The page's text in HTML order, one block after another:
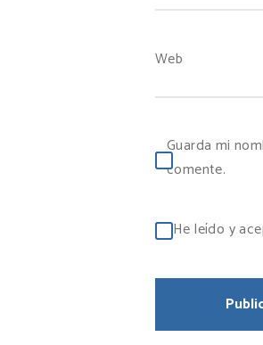
Web
Guarda mi
comente.
He leído y